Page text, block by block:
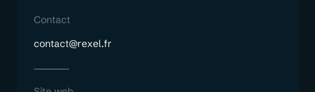
Contact
contact@rexel.fr